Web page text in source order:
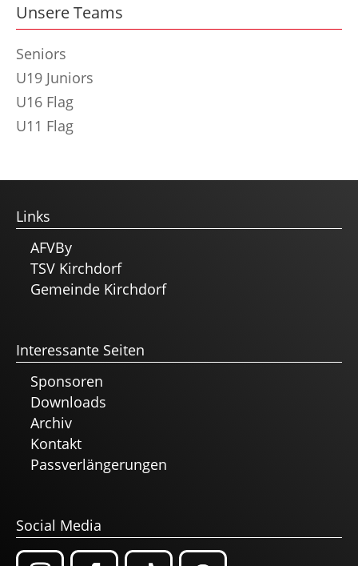
Unsere Teams
Seniors
U19 Juniors
U16 Flag
U11 Flag
Links
AFVBy
TSV Kirchdorf
Gemeinde Kirchdorf
Interessante Seiten
Sponsoren
Downloads
Archiv
Kontakt
Passverlängerungen
Social Media